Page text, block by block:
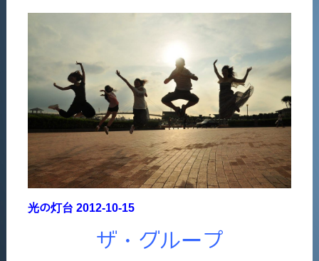
光の灯台 2012-10-15
ザ・グループ